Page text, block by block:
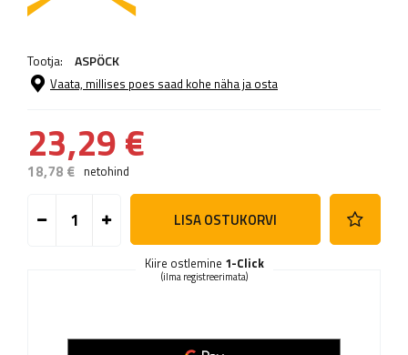
Tootja: ASPÖCK
Vaata, millises poes saad kohe näha ja osta
23,29 €
18,78 € netohind
LISA OSTUKORVI
Kiire ostlemine 1-Click
(ilma registreerimata)